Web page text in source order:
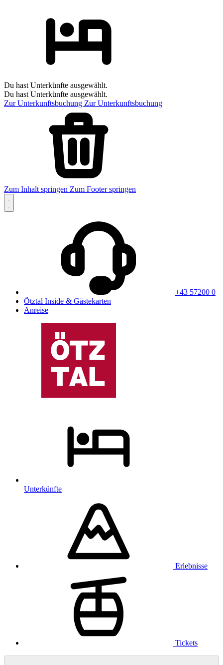
Du hast Unterkünfte ausgewählt.
Du hast Unterkünfte ausgewählt.
Zur Unterkunftsbuchung Zur Unterkunftsbuchung
Zum Inhalt springen Zum Footer springen
+43 57200 0
Ötztal Inside & Gästekarten
Anreise
Unterkünfte
Erlebnisse
Tickets